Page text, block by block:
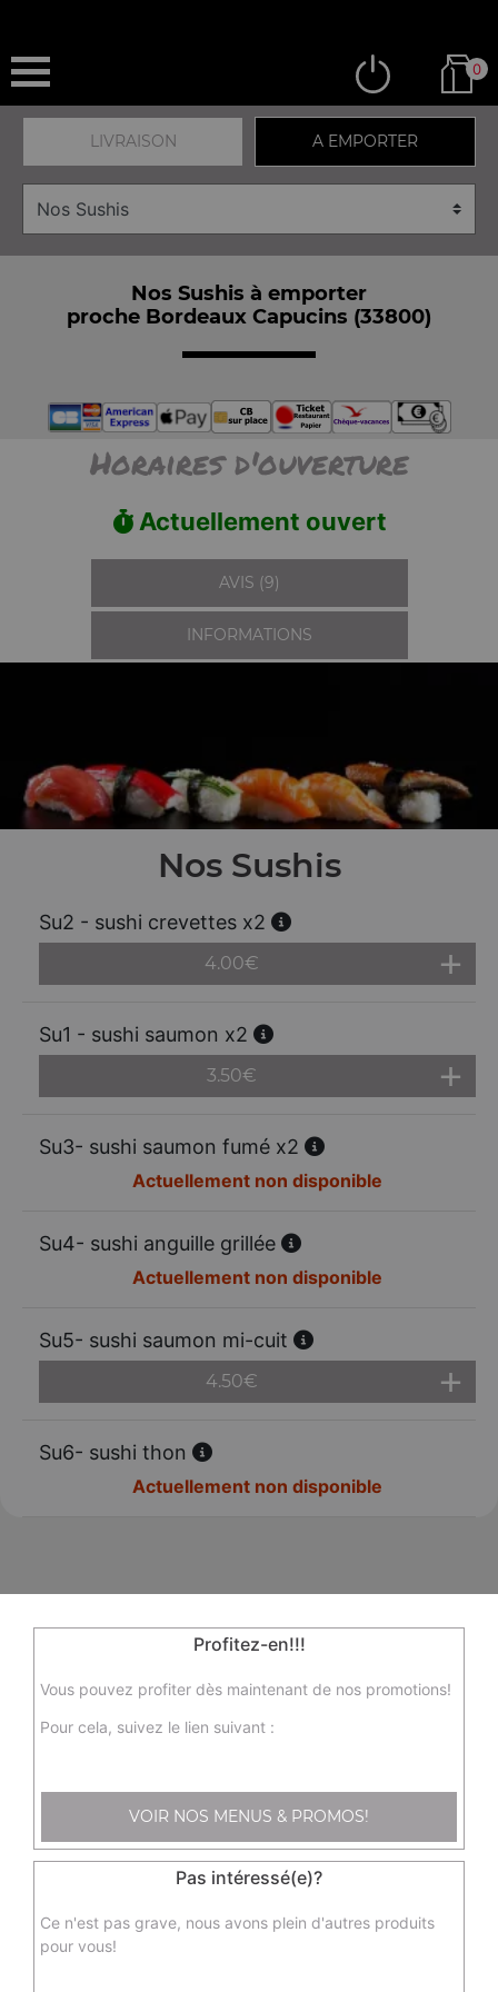
0
LIVRAISON A EMPORTER
Nos Sushis à emporter
proche Bordeaux Capucins (33800)
Horaires d'ouverture
Actuellement ouvert
AVIS (9)
INFORMATIONS
Nos Sushis
Su2 - sushi crevettes x2
4.00€
Su1 - sushi saumon x2
3.50€
Su3- sushi saumon fumé x2
Actuellement non disponible
Su4- sushi anguille grillée
Actuellement non disponible
Su5- sushi saumon mi-cuit
4.50€
Su6- sushi thon
Actuellement non disponible
65 Avenue de la Libération Charles de
33110 LE BOUSCAT
Profitez-en!!!
Vous pouvez profiter dès maintenant de nos promotions!
Pour cela, suivez le lien suivant :
VOIR NOS MENUS & PROMOS!
Pas intéressé(e)?
Ce n'est pas grave, nous avons plein d'autres produits
pour vous!